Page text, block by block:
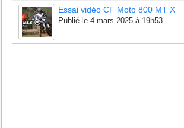
Essai vidéo CF Moto 800 MT X
Publié le 4 mars 2025 à 19h53